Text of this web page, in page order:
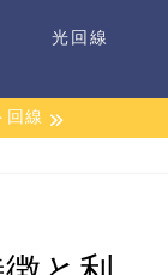
光回線
回線